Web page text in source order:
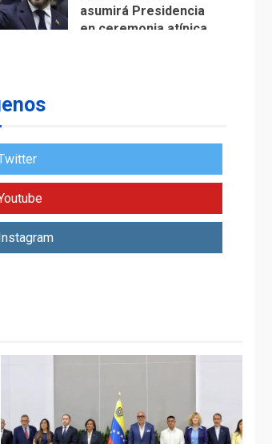
asumirá Presidencia
en ceremonia atípica
de diálogo en
POLÍTICA
TITULARES
Gobierno y AN2015 en
diálogo
Japón debate
Instagram